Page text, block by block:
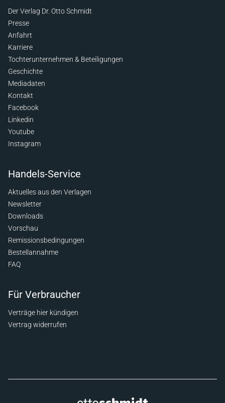
Der Verlag Dr. Otto Schmidt
Presse
Anfahrt
Karriere
Tochterunternehmen & Beteiligungen
Geschichte
Mediadaten
Kontakt
Facebook
Linkedin
Youtube
Instagram
Handels-Service
Aktuelles aus den Verlagen
Newsletter
Downloads
Vorschau
Remissionsbedingungen
Bestellannahme
FAQ
Für Verbraucher
Verträge hier kündigen
Vertrag widerrufen